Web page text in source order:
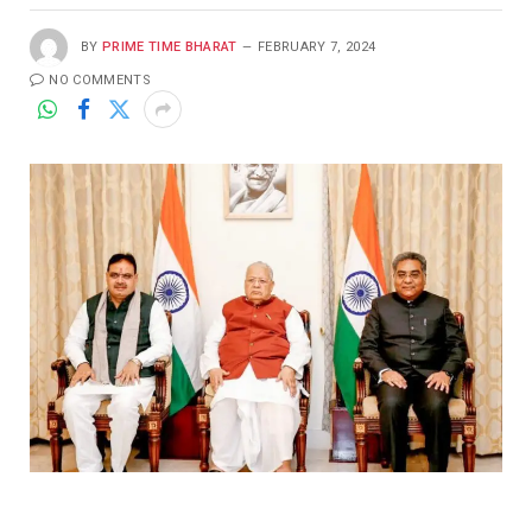
BY PRIME TIME BHARAT FEBRUARY 7, 2024
NO COMMENTS